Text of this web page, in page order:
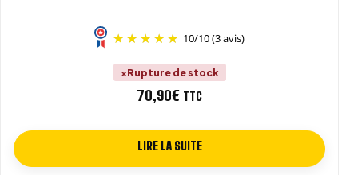
10/10(3 avis)
Rupture de stock
70,90€ TTC
LIRE LA SUITE